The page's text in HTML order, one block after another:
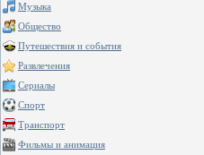
Музыка
Общество
Путешествия и события
Развлечения
Сериалы
Спорт
Транспорт
Фильмы и анимация